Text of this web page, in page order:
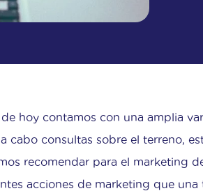
hoy contamos con una amplia
cabo consultas sobre el terreno,
recomendar para el marketing
acciones de marketing que